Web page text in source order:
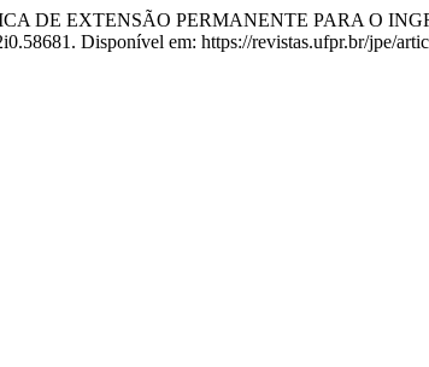
DE EXTENSÃO PERMANENTE PARA O
Disponível em: https://revistas.ufpr.br/jpe/